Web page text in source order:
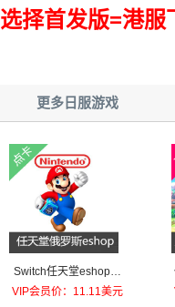
选择首发版=港服
更多日服游戏
Switch任天堂eshop俄
罗斯服卢布 NS充值点6
VIP会员价：11.11美元